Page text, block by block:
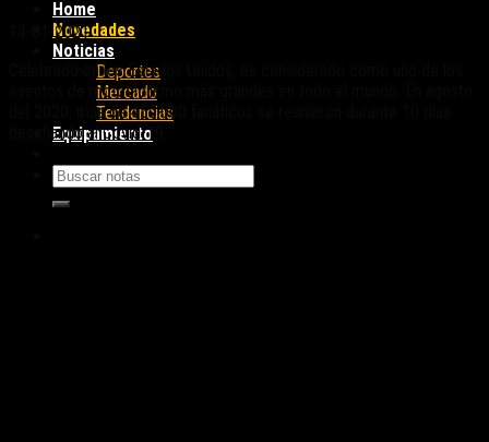
Home
Novedades
Noticias
Deportes
Mercado
Tendencias
Equipamiento
14-01-2021
Celebrado en los Estados Unidos, es considerado como uno de los
eventos de motociclismo más grandes en todo el mundo. En agosto
del 2020, más de 450.000 fanáticos se reunieron durante 10 días
desafiando al Covid-19.